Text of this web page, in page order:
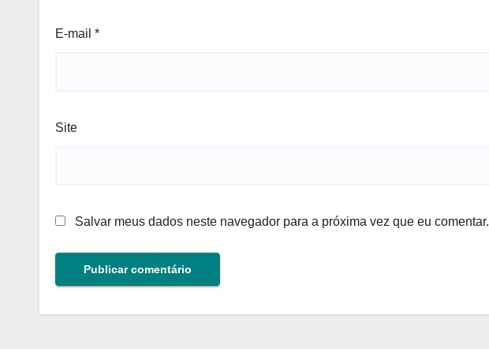
E-mail *
Site
Salvar meus dados neste navegador para a próxima vez que eu comentar.